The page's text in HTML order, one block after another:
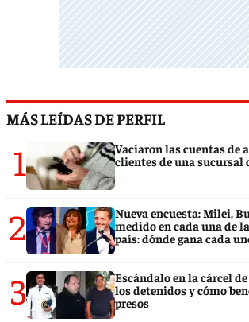
MÁS LEÍDAS DE PERFIL
1
Vaciaron las cuentas de
clientes de una sucursal
2
Nueva encuesta: Milei,
medido en cada una de
país: dónde gana cada
3
Escándalo en la cárcel
los detenidos y cómo
presos